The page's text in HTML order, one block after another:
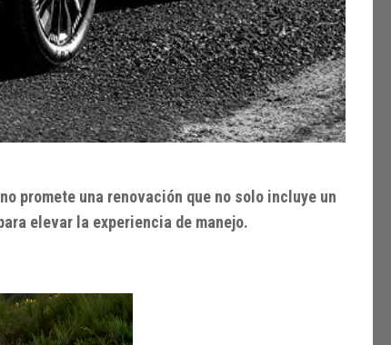
promete una renovación que no solo incluye un
elevar la experiencia de manejo.